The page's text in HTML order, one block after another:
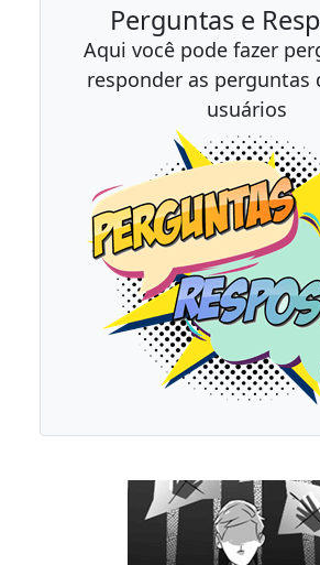
Perguntas e
Aqui você pode fazer
responder as perguntas
usuários